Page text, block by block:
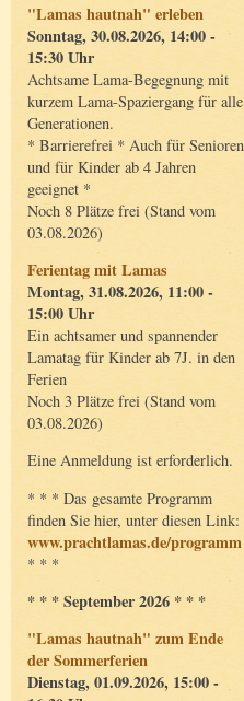
"Lamas hautnah" erleben
Sonntag, 30.08.2026, 14:00 -
15:30 Uhr
Achtsame Lama-Begegnung mit
kurzem Lama-Spaziergang für alle
Generationen.
* Barrierefrei * Auch für Senioren
und für Kinder ab 4 Jahren
geeignet *
Noch 8 Plätze frei (Stand vom
03.08.2026)
Ferientag mit Lamas
Montag, 31.08.2026, 11:00 -
15:00 Uhr
Ein achtsamer und spannender
Lamatag für Kinder ab 7J. in den
Ferien
Noch 3 Plätze frei (Stand vom
03.08.2026)
Eine Anmeldung ist erforderlich.
* * * Das gesamte Programm
finden Sie hier, unter diesen Link:
www.prachtlamas.de/programm
* * *
* * * September 2026 * * *
"Lamas hautnah" zum Ende
der Sommerferien
Dienstag, 01.09.2026, 15:00 -